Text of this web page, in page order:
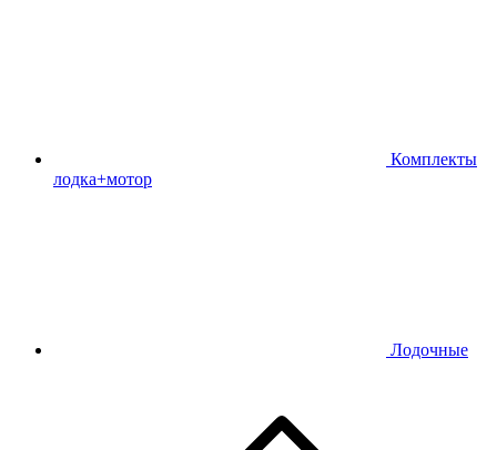
Комплекты
лодка+мотор
Лодочные